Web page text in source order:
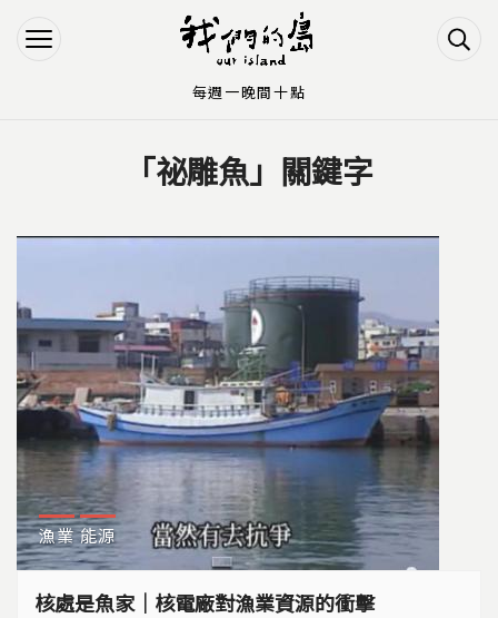
Jump to Navigation
Jump to Main content
「祕雕魚」關鍵字
漁業 能源
核處是魚家｜核電廠對漁業資源的衝擊
每週一晚間十點